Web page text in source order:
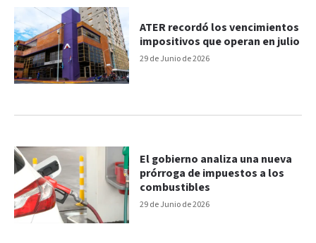
29 de Junio de 2026
ATER recordó los vencimientos
impositivos que operan en julio
29 de Junio de 2026
El gobierno analiza una nueva
prórroga de impuestos a los
combustibles